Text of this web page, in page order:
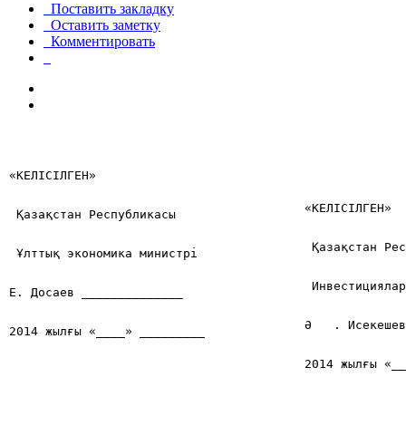
Поставить закладку
Оставить заметку
Комментировать
«КЕЛІСІЛГЕН»
Қазақстан Республикасы
Ұлттық экономика министрi
Е. Досаев ______________
2014 жылғы «____» _________
«КЕЛІСІЛГЕН»
Қазақстан
Ә .
2014 жылғы